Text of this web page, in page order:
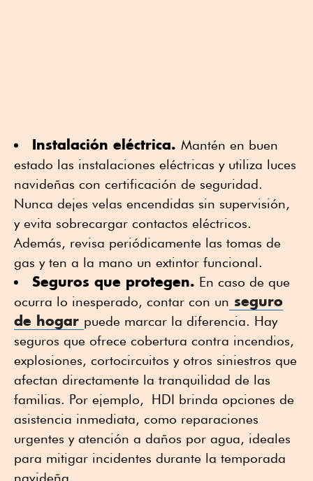
Instalación eléctrica. Mantén en buen
estado las instalaciones eléctricas y utiliza luces
navideñas con certificación de seguridad.
Nunca dejes velas encendidas sin supervisión,
y evita sobrecargar contactos eléctricos.
Además, revisa periódicamente las tomas de
gas y ten a la mano un extintor funcional.
Seguros que protegen. En caso de que
ocurra lo inesperado, contar con un seguro
de hogar puede marcar la diferencia. Hay
seguros que ofrece cobertura contra incendios,
explosiones, cortocircuitos y otros siniestros que
afectan directamente la tranquilidad de las
familias. Por ejemplo, HDI brinda opciones de
asistencia inmediata, como reparaciones
urgentes y atención a daños por agua, ideales
para mitigar incidentes durante la temporada
navideña.